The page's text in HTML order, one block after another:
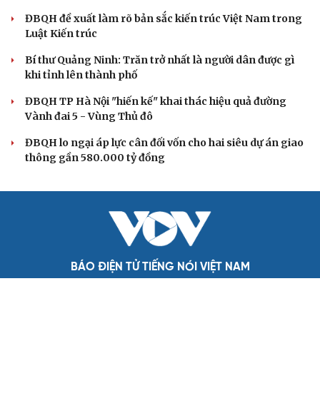
Đảng ủy các cơ quan Đảng Trung ương xây dựng
phần mềm đánh giá cán bộ theo KPI
Đồng chí Trần Cẩm Tú: Bộ chỉ số đánh giá công việc
phải đo được kết quả thực chất
Bộ Chính trị: Giải thể hội quần chúng hoạt động kém
hiệu quả, không đúng tôn chỉ
Quy định số 207: Siết trách nhiệm đảng viên khi sử dụng
mạng xã hội
Thành Lập Ban Chỉ đạo TW về tổng kết thực tiễn,
Không để quá trình đô thị hóa Bắc Ninh làm đứt